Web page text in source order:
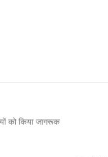
को किया जागरूक